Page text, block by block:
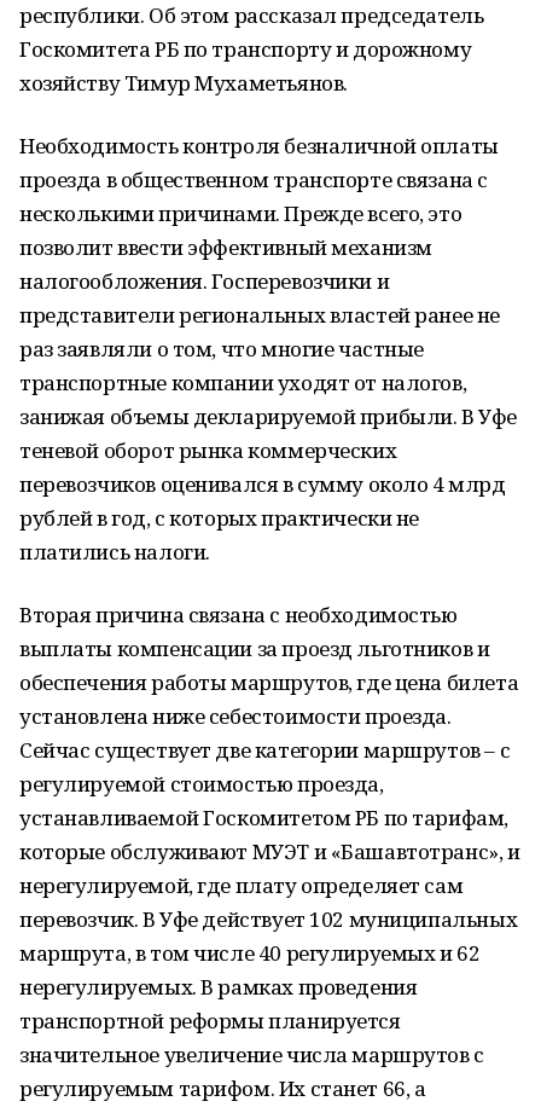
республики. Об этом рассказал председатель
Госкомитета РБ по транспорту и дорожному
хозяйству Тимур Мухаметьянов.
Необходимость контроля безналичной оплаты
проезда в общественном транспорте связана с
несколькими причинами. Прежде всего, это
позволит ввести эффективный механизм
налогообложения. Госперевозчики и
представители региональных властей ранее не
раз заявляли о том, что многие частные
транспортные компании уходят от налогов,
занижая объемы декларируемой прибыли. В Уфе
теневой оборот рынка коммерческих
перевозчиков оценивался в сумму около 4 млрд
рублей в год, с которых практически не
платились налоги.
Вторая причина связана с необходимостью
выплаты компенсации за проезд льготников и
обеспечения работы маршрутов, где цена билета
установлена ниже себестоимости проезда.
Сейчас существует две категории маршрутов – с
регулируемой стоимостью проезда,
устанавливаемой Госкомитетом РБ по тарифам,
которые обслуживают МУЭТ и «Башавтотранс», и
нерегулируемой, где плату определяет сам
перевозчик. В Уфе действует 102 муниципальных
маршрута, в том числе 40 регулируемых и 62
нерегулируемых. В рамках проведения
транспортной реформы планируется
значительное увеличение числа маршрутов с
регулируемым тарифом. Их станет 66, а